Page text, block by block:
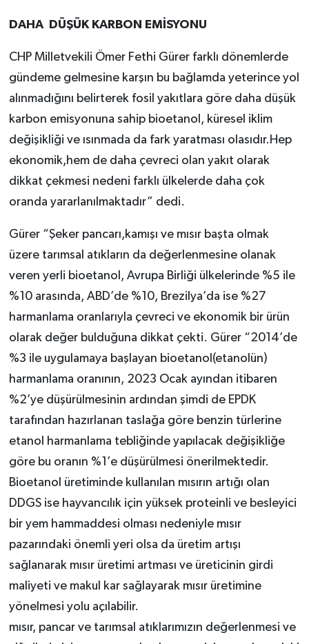
DAHA DÜŞÜK KARBON EMİSYONU
CHP Milletvekili Ömer Fethi Gürer farklı dönemlerde
gündeme gelmesine karşın bu bağlamda yeterince yol
alınmadığını belirterek fosil yakıtlara göre daha düşük
karbon emisyonuna sahip bioetanol, küresel iklim
değişikliği ve ısınmada da fark yaratması olasıdır.Hep
ekonomik,hem de daha çevreci olan yakıt olarak
dikkat çekmesi nedeni farklı ülkelerde daha çok
oranda yararlanılmaktadır” dedi.
Gürer “Şeker pancarı,kamışı ve mısır başta olmak
üzere tarımsal atıkların da değerlenmesine olanak
veren yerli bioetanol, Avrupa Birliği ülkelerinde %5 ile
%10 arasında, ABD’de %10, Brezilya’da ise %27
harmanlama oranlarıyla çevreci ve ekonomik bir ürün
olarak değer bulduğuna dikkat çekti. Gürer “2014’de
%3 ile uygulamaya başlayan bioetanol(etanolün)
harmanlama oranının, 2023 Ocak ayından itibaren
%2’ye düşürülmesinin ardından şimdi de EPDK
tarafından hazırlanan taslağa göre benzin türlerine
etanol harmanlama tebliğinde yapılacak değişikliğe
göre bu oranın %1’e düşürülmesi önerilmektedir.
Bioetanol üretiminde kullanılan mısırın artığı olan
DDGS ise hayvancılık için yüksek proteinli ve besleyici
bir yem hammaddesi olması nedeniyle mısır
pazarındaki önemli yeri olsa da üretim artışı
sağlanarak mısır üretimi artması ve üreticinin girdi
maliyeti ve makul kar sağlayarak mısır üretimine
yönelmesi yolu açılabilir.
mısır, pancar ve tarımsal atıklarımızın değerlenmesi ve